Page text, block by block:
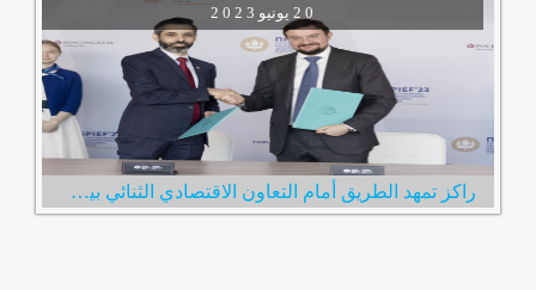
2 0 2 3 يونيو2 0
راكز تمهد الطريق أمام التعاون الاقتصادي الثنائي بين الإمارات وروسيا خلال زيارة فريقها لمدينة سانت بطرسبرغ